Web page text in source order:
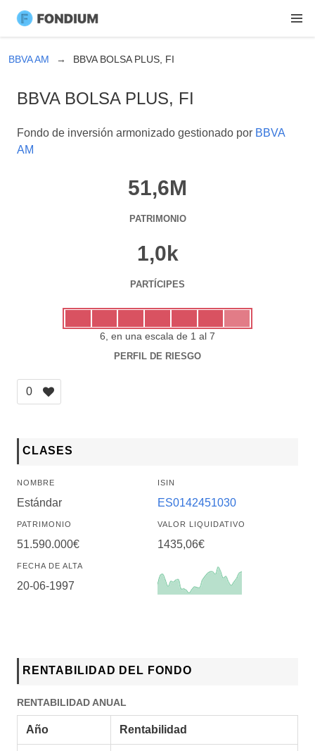
BBVA AM BBVA BOLSA PLUS, FI
BBVA BOLSA PLUS, FI
Fondo de inversión armonizado gestionado por BBVA
AM
51,6M
PATRIMONIO
1,0k
PARTÍCIPES
6, en una escala de 1 al 7
PERFIL DE RIESGO
0
CLASES
NOMBRE
Estándar
ISIN
ES0142451030
PATRIMONIO
51.590.000€
VALOR LIQUIDATIVO
1435,06€
FECHA DE ALTA
20-06-1997
RENTABILIDAD DEL FONDO
RENTABILIDAD ANUAL
Año Rentabilidad